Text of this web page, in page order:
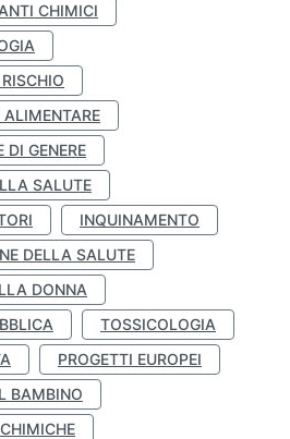
CHIMICI
DI GENERE
SALUTE
INQUINAMENTO
DELLA SALUTE
DONNA
TOSSICOLOGIA
PROGETTI EUROPEI
BAMBINO